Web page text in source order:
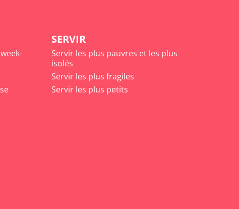
SERVIR
Servir les plus pauvres et les plus
isolés
Servir les plus fragiles
Servir les plus petits